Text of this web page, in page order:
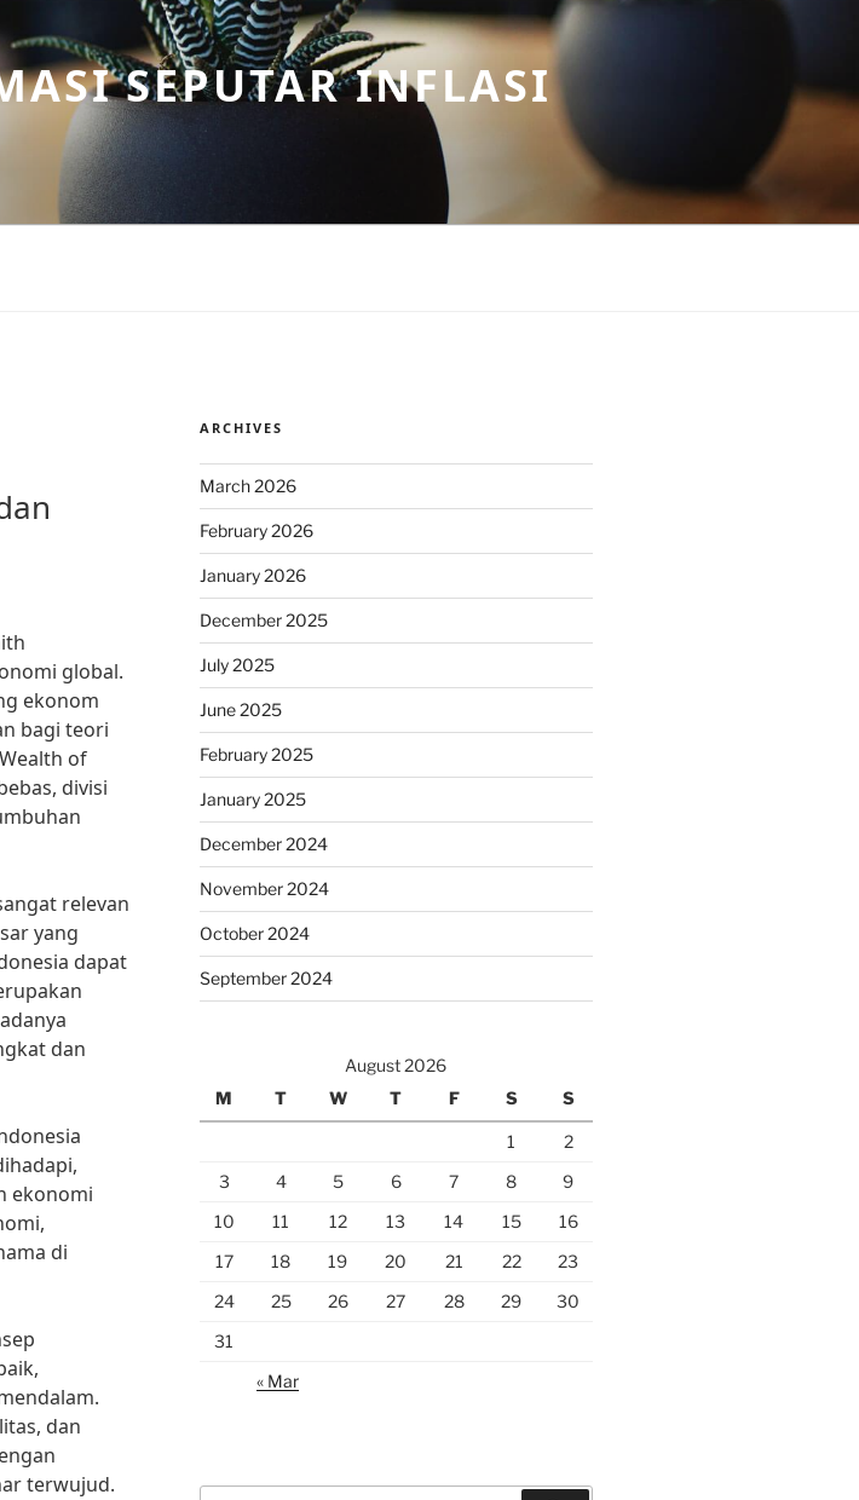
SEPUTAR INFLASI
global.
ekonom
bagi teori
of
divisi
relevan
yang
dapat
dan
ekonomi
di
dan
terwujud.
ARCHIVES
March 2026
February 2026
January 2026
December 2025
July 2025
June 2025
February 2025
January 2025
December 2024
November 2024
October 2024
September 2024
August 2026
M
T W T F S S
1
2
3
4 5 6 7 8
9
10
11 12 13 14 15
16
17
18 19 20 21 22
23
24
25 26 27 28 29
30
31
« Mar